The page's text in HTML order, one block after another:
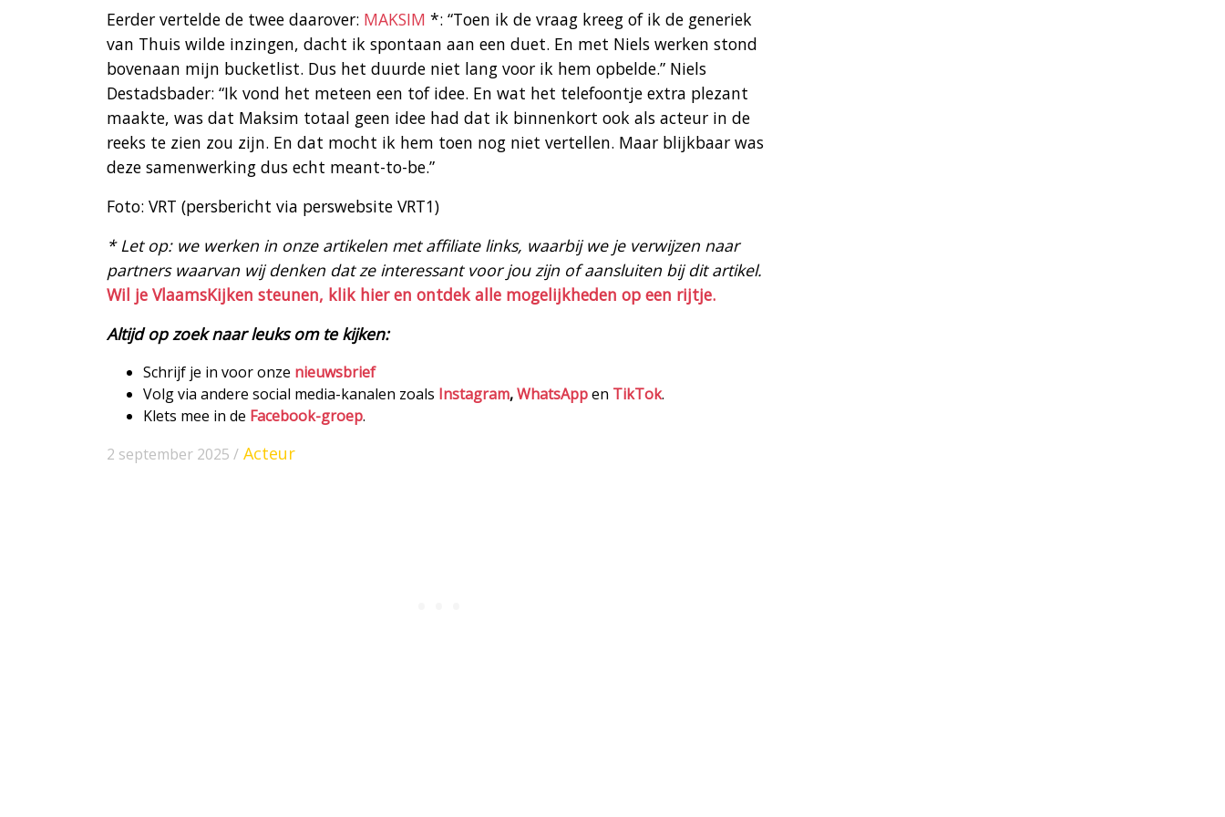
Eerder vertelde de twee daarover: MAKSIM *: “Toen ik de vraag kreeg of ik de generiek
van Thuis wilde inzingen, dacht ik spontaan aan een duet. En met Niels werken stond
bovenaan mijn bucketlist. Dus het duurde niet lang voor ik hem opbelde.” Niels
Destadsbader: “Ik vond het meteen een tof idee. En wat het telefoontje extra plezant
maakte, was dat Maksim totaal geen idee had dat ik binnenkort ook als acteur in de
reeks te zien zou zijn. En dat mocht ik hem toen nog niet vertellen. Maar blijkbaar was
deze samenwerking dus echt meant-to-be.”
Foto: VRT (persbericht via perswebsite VRT1)
* Let op: we werken in onze artikelen met affiliate links, waarbij we je verwijzen naar
partners waarvan wij denken dat ze interessant voor jou zijn of aansluiten bij dit artikel.
Wil je VlaamsKijken steunen, klik hier en ontdek alle mogelijkheden op een rijtje.
Altijd op zoek naar leuks om te kijken:
Schrijf je in voor onze nieuwsbrief
Volg via andere social media-kanalen zoals Instagram,WhatsAppen TikTok.
Klets mee in de Facebook-groep.
2 september 2025 / Acteur